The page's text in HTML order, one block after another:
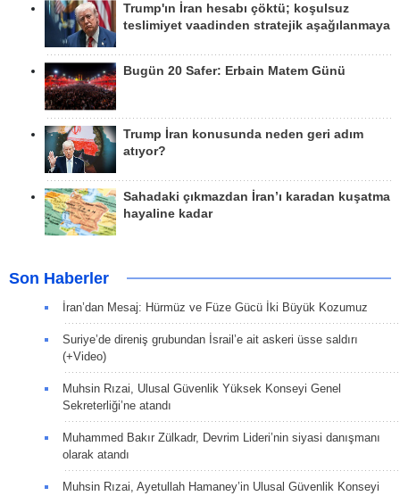
Trump'ın İran hesabı çöktü; koşulsuz
teslimiyet vaadinden stratejik aşağılanmaya
Bugün 20 Safer: Erbain Matem Günü
Trump İran konusunda neden geri adım
atıyor?
Sahadaki çıkmazdan İran’ı karadan kuşatma
hayaline kadar
Son Haberler
İran’dan Mesaj: Hürmüz ve Füze Gücü İki Büyük Kozumuz
Suriye’de direniş grubundan İsrail’e ait askeri üsse saldırı
(+Video)
Muhsin Rızai, Ulusal Güvenlik Yüksek Konseyi Genel
Sekreterliği’ne atandı
Muhammed Bakır Zülkadr, Devrim Lideri’nin siyasi danışmanı
olarak atandı
Muhsin Rızai, Ayetullah Hamaney’in Ulusal Güvenlik Konseyi